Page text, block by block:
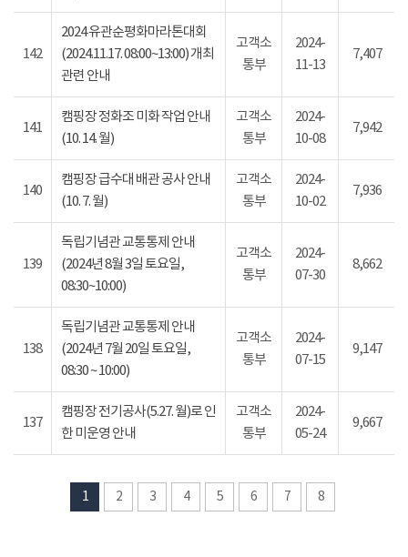
142
2024 유관순평화마라톤대회
(2024.11.17. 08:00~13:00) 개최
관련 안내
고객소
통부
2024-
11-13
7,407
141
캠핑장 정화조 미화 작업 안내
(10. 14. 월)
고객소
통부
2024-
10-08
7,942
140
캠핑장 급수대 배관 공사 안내
(10. 7. 월)
고객소
통부
2024-
10-02
7,936
139
독립기념관 교통통제 안내
(2024년 8월 3일 토요일,
08:30~10:00)
고객소
통부
2024-
07-30
8,662
138
독립기념관 교통통제 안내
(2024년 7월 20일 토요일,
08:30 ~ 10:00)
고객소
통부
2024-
07-15
9,147
137
캠핑장 전기공사(5.27. 월)로 인
한 미운영 안내
고객소
통부
2024-
05-24
9,667
1 2 3 4 5 6 7 8